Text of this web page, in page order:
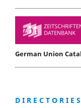
German Union
D I R E C T O R I E